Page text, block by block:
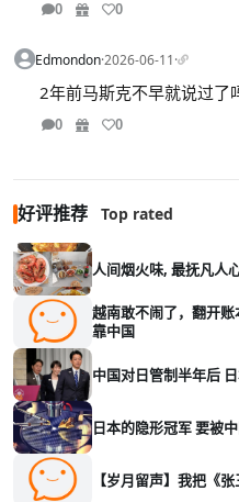
0 0
Edmondon·2026-06-11·
2年前马斯克不早就说过了
0 0
好评推荐 Top rated
人间烟火味, 最
越南敢不闹了，翻开
靠中国
中国对日管制半年后
日本的隐形冠军 要被
【岁月留声】我把《